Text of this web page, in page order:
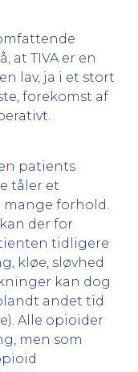
at TIVA er en
lav, ja i et stort
forekomst af
patients
tåler et
forhold.
der for
tidligere
kløe, sløvhed
kan dog
andet tid
Alle opioider
men som